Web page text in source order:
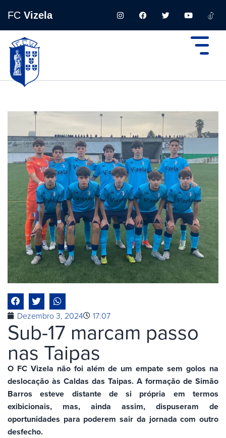
FC Vizela
Dezembro 3, 2024 17:07
Sub-17 marcam passo
nas Taipas
O FC Vizela não foi além de um empate sem golos na
deslocação às Caldas das Taipas. A formação de Simão
Barros esteve distante de si própria em termos
exibicionais, mas, ainda assim, dispuseram de
oportunidades para poderem sair da jornada com outro
desfecho.